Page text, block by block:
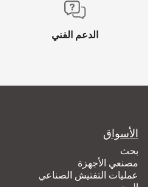
الدعم الفني
الأسواق
بحث
مصنعي الأجهزة
عمليات التفتيش الصناعي